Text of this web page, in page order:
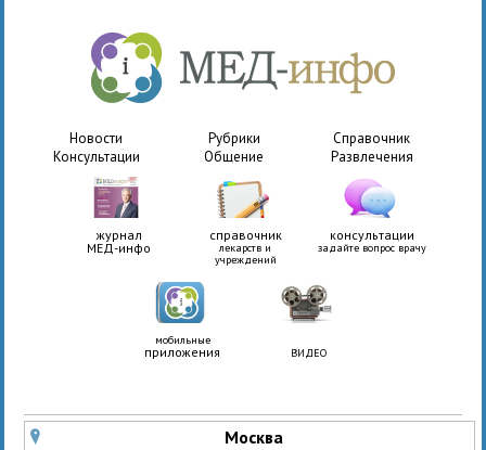
Новости Рубрики
Справочник
Консультации
Общение Развлечения
журнал
МЕД-инфо
справочник
лекарств и
учреждений
консультации
задайте вопрос врачу
мобильные
приложения ВИДЕО
u Москва